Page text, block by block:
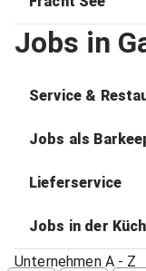
Jobs in
Service &
Jobs als
Lieferservice
Jobs in der
Unternehmen A - Z